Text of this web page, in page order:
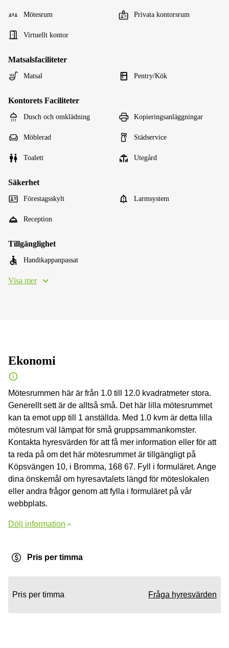
Mötesrum Privata kontorsrum
Virtuellt kontor
Matsalsfaciliteter
Matsal Pentry/Kök
Kontorets Faciliteter
Dusch och omklädning Kopieringsanläggningar
Möblerad Städservice
Toalett Utegård
Säkerhet
Förestagsskylt Larmsystem
Reception
Tillgänglighet
Handikappanpassat
Visa mer
Ekonomi
Mötesrummen här är från 1.0 till 12.0 kvadratmeter stora.
Generellt sett är de alltså små. Det här lilla mötesrummet
kan ta emot upp till 1 anställda. Med 1.0 kvm är detta lilla
mötesrum väl lämpat för små gruppsammankomster.
Kontakta hyresvärden för att få mer information eller för att
ta reda på om det här mötesrummet är tillgängligt på
Köpsvängen 10, i Bromma, 168 67. Fyll i formuläret. Ange
dina önskemål om hyresavtalets längd för möteslokalen
eller andra frågor genom att fylla i formuläret på vår
webbplats.
Dölj information
Pris per timma
Pris per timma Fråga hyresvärden